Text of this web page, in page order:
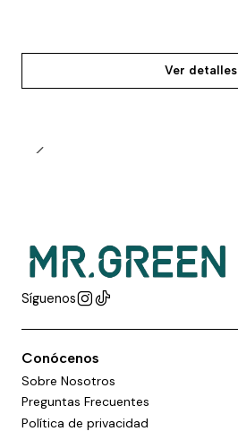
Ver detalles
Síguenos
Conócenos
Sobre Nosotros
Preguntas Frecuentes
Política de privacidad